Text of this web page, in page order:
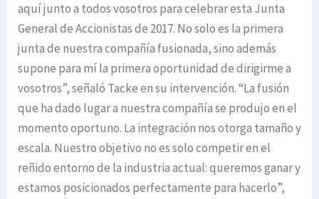
aquí junto a todos vosotros para celebrar esta Junta
General de Accionistas de 2017. No solo es la primera
junta de nuestra compañía fusionada, sino además
supone para mí la primera oportunidad de dirigirme a
vosotros”, señaló Tacke en su intervención. “La fusión
que ha dado lugar a nuestra compañía se produjo en el
momento oportuno. La integración nos otorga tamaño y
escala. Nuestro objetivo no es solo competir en el
reñido entorno de la industria actual: queremos ganar y
estamos posicionados perfectamente para hacerlo”,